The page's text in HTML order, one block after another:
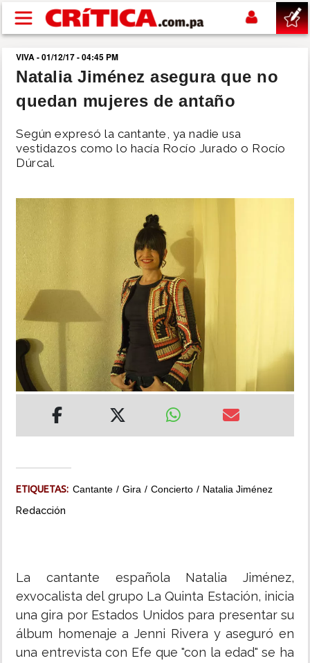
Pasar al contenido principal
buscar
SUCESOS
NACIONAL
DEPORTES
MUNDO
INSÓLITAS
MULTIMEDIA
IMPRESO
VIVA - 01/12/17 - 04:45 PM
Natalia Jiménez asegura que no
quedan mujeres de antaño
Según expresó la cantante, ya nadie usa
vestidazos como lo hacía Rocío Jurado o Rocío
Dúrcal.
ETIQUETAS: Cantante Gira Concierto Natalia Jiménez
Redacción
La cantante española Natalia Jiménez,
exvocalista del grupo La Quinta Estación, inicia
una gira por Estados Unidos para presentar su
álbum homenaje a Jenni Rivera y aseguró en
una entrevista con Efe que "con la edad" se ha